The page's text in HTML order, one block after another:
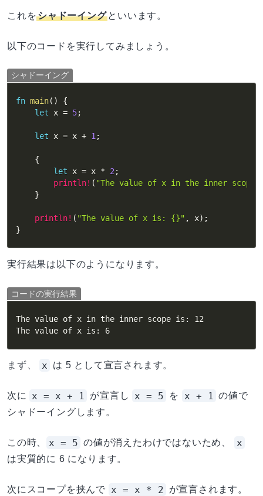
これをシャドーイングといいます。
以下のコードを実行してみましょう。
シャドーイング
fn main( )
{
let x = 5;
let x = x + 1 ;
{
let x = x * 2 ;
println! ( "The value of x in the inner
}
println! ( "The value of x is: {}" , x) ;
}
実行結果は以下のようになります。
コードの実行結果
The value of x in the inner scope is: 12
The value of x is: 6
まず、 x は 5 として宣言されます。
次に x = x + 1 が宣言し x = 5 を x + 1
の値で
シャドーイングします。
この時、 x = 5 の値が消えたわけではないため、 x
は実質的に 6 になります。
次にスコープを挟んで x = x * 2 が宣言されます。